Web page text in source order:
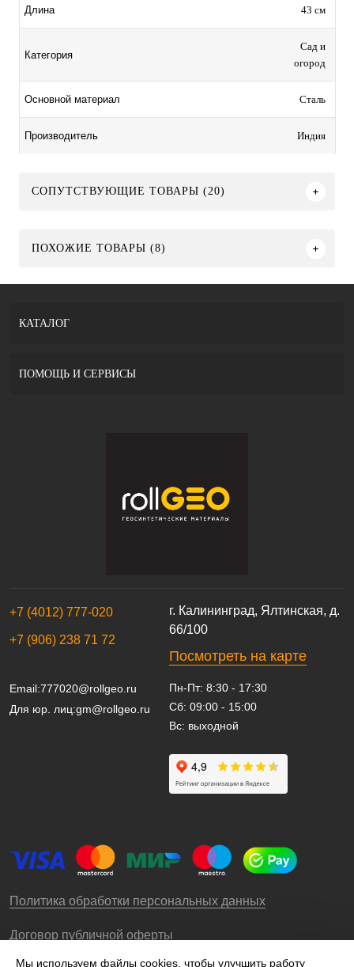
Длина 43 см
Категория
Сад и
огород
Основной материал Сталь
Производитель Индия
СОПУТСТВУЮЩИЕ ТОВАРЫ (20)
ПОХОЖИЕ ТОВАРЫ (8)
г. Калининград, Ялтинская, д.
66/100
Посмотреть на карте
+7 (4012) 777-020
+7 (906) 238 71 72
Email:777020@rollgeo.ru
Для юр. лиц:gm@rollgeo.ru
Пн-Пт: 8:30 - 17:30
Сб: 09:00 - 15:00
Вс: выходной
Политика обработки персональных данных
Договор публичной оферты
КАТАЛОГ
ПОМОЩЬ И СЕРВИСЫ
Мы используем файлы cookies, чтобы улучшить работу